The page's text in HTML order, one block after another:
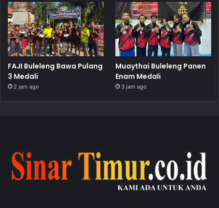
FAJI Buleleng Bawa Pulang
3 Medali
2 jam ago
Muaythai Buleleng Panen
Enam Medali
3 jam ago